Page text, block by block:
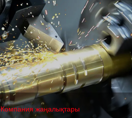
Компания жаңалықтары